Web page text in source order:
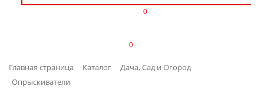
ИНТЕРЬЕР
0
0
Главная страница Каталог
Дача, Сад и Огород
Опрыскиватели